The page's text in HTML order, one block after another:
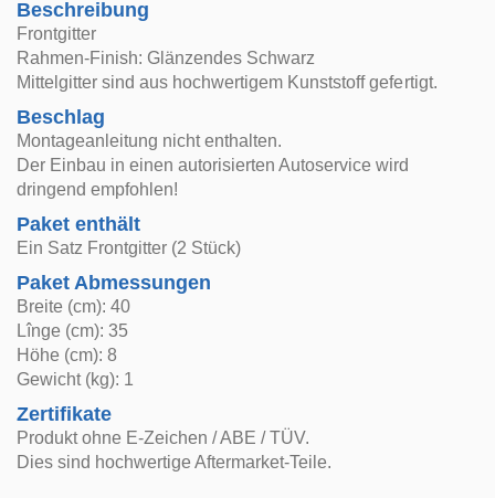
Beschreibung
Frontgitter
Rahmen-Finish: Glänzendes Schwarz
Mittelgitter sind aus hochwertigem Kunststoff gefertigt.
Beschlag
Montageanleitung nicht enthalten.
Der Einbau in einen autorisierten Autoservice wird
dringend empfohlen!
Paket enthält
Ein Satz Frontgitter (2 Stück)
Paket Abmessungen
Breite (cm): 40
Lînge (cm): 35
Höhe (cm): 8
Gewicht (kg): 1
Zertifikate
Produkt ohne E-Zeichen / ABE / TÜV.
Dies sind hochwertige Aftermarket-Teile.